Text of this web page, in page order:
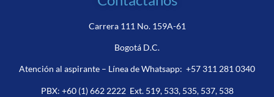
Carrera 111 No. 159A-61
Bogotá D.C.
Atención al aspirante – Línea de Whatsapp: +57 311 281 0340
PBX: +60 (1) 662 2222Ext. 519, 533, 535, 537, 538